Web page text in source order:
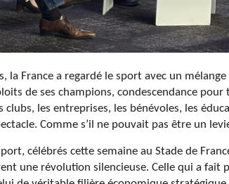
la France a regardé le sport avec un
de ses champions, condescendance pour
clubs, les entreprises, les bénévoles, les
Comme s’il ne pouvait pas être un
célébrés cette semaine au Stade de
une révolution silencieuse. Celle qui a